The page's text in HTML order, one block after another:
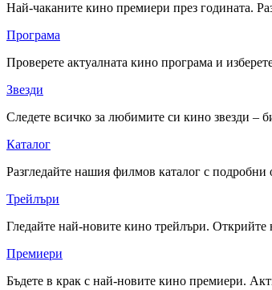
Най-чаканите кино премиери през годината.
Програма
Проверете актуалната кино програма и
Звезди
Следете всичко за любимите си кино звезди
Каталог
Разгледайте нашия филмов каталог с
Трейлъри
Гледайте най-новите кино трейлъри.
Премиери
Бъдете в крак с най-новите кино премиери.